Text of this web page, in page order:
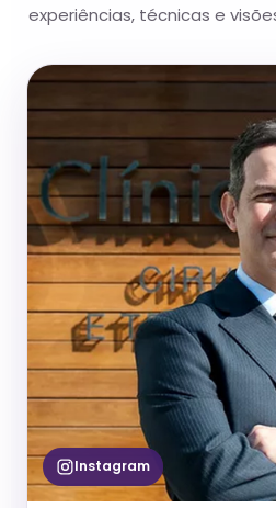
experiências, técnicas e
Instagram